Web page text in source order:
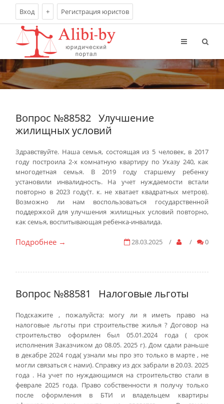
Вход + Регистрация юристов
Вопрос №88582 Улучшение
жилищных условий
Здравствуйте. Наша семья, состоящая из 5 человек, в 2017
году построила 2-х комнатную квартиру по Указу 240, как
многодетная семья. В 2019 году старшему ребенку
установили инвалидность. На учет нуждаемости встали
повторно в 2023 году(т. к. не хватает квадратных метров).
Возможно ли нам воспользоваться государственной
поддержкой для улучшения жилищных условий повторно,
как семья, воспитывающая ребенка-инвалида.
28.03.2025 / / 0
Подробнее →
Вопрос №88581 Налоговые льготы
Подскажите , пожалуйста: могу ли я иметь право на
налоговые льготы при строительстве жилья ? Договор на
строительство оформлен был 05.01.2024 года ( срок
исполнения Заказчиком до 08.05. 2025 г). Дом сдали раньше
в декабре 2024 года( узнали мы про это только в марте , не
могли связаться с нами). Справку из дск забрали в 20.03. 2025
года . На учет по нуждающимся на строительство стали в
феврале 2025 года. Право собственности я получу только
после оформления в БТИ и владельцем квартиры